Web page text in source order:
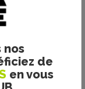
nos
de
en vous